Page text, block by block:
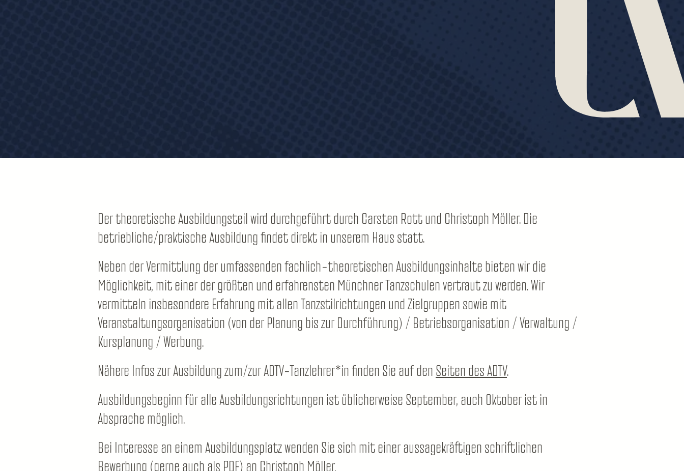
Der theoretische Ausbildungsteil wird durchgeführt durch Carsten Rott und Christoph Möller. Die
betriebliche/praktische Ausbildung findet direkt in unserem Haus statt.
Neben der Vermittlung der umfassenden fachlich-theoretischen Ausbildungsinhalte bieten wir die
Möglichkeit, mit einer der größten und erfahrensten Münchner Tanzschulen vertraut zu werden. Wir
vermitteln insbesondere Erfahrung mit allen Tanzstilrichtungen und Zielgruppen sowie mit
Veranstaltungsorganisation (von der Planung bis zur Durchführung) / Betriebsorganisation / Verwaltung /
Kursplanung / Werbung.
Nähere Infos zur Ausbildung zum/zur ADTV-Tanzlehrer*in finden Sie auf den Seiten des ADTV.
Ausbildungsbeginn für alle Ausbildungsrichtungen ist üblicherweise September, auch Oktober ist in
Absprache möglich.
Bei Interesse an einem Ausbildungsplatz wenden Sie sich mit einer aussagekräftigen schriftlichen
Bewerbung (gerne auch als PDF) an Christoph Möller.